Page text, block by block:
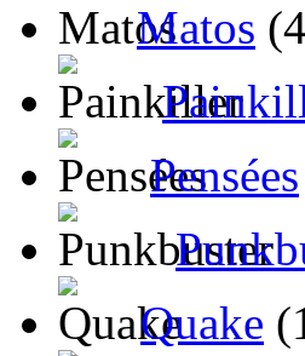
Matos
Pensées
Quake